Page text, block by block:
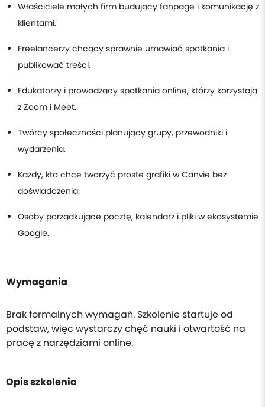
Właściciele małych firm budujący fanpage i komunikację z
klientami.
Freelancerzy chcący sprawnie umawiać spotkania i
publikować treści.
Edukatorzy i prowadzący spotkania online, którzy korzystają
z Zoom i Meet.
Twórcy społeczności planujący grupy, przewodniki i
wydarzenia.
Każdy, kto chce tworzyć proste grafiki w Canvie bez
doświadczenia.
Osoby porządkujące pocztę, kalendarz i pliki w ekosystemie
Google.
Wymagania
Brak formalnych wymagań. Szkolenie startuje od
podstaw, więc wystarczy chęć nauki i otwartość na
pracę z narzędziami online.
Opis szkolenia